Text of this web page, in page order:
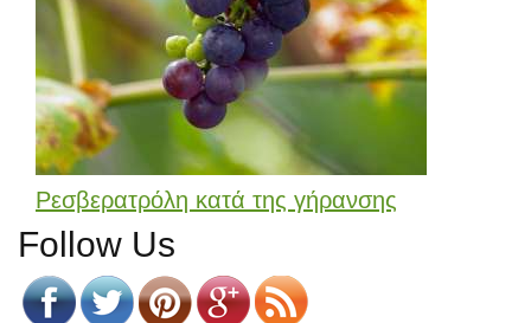
Ρεσβερατρόλη κατά της γήρανσης
Follow Us